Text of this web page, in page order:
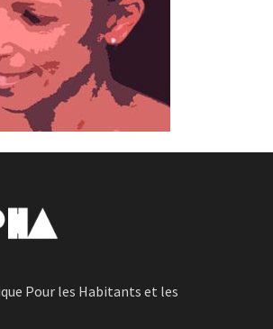
Pour les Habitants et les